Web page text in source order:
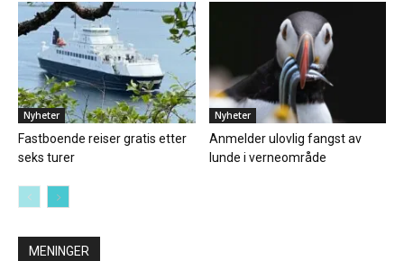
Nyheter
Fastboende reiser gratis etter
seks turer
Nyheter
Anmelder ulovlig fangst av
lunde i verneområde
MENINGER